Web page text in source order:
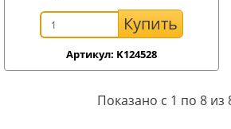
Купить
Артикул: K124528
Показано с 1 по 8 из